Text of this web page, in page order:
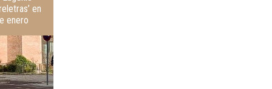
en
enero